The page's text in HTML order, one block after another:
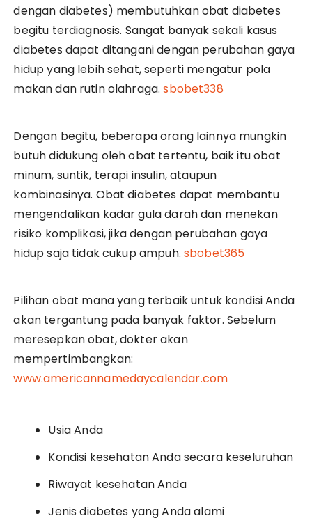
dengan diabetes) membutuhkan obat diabetes
begitu terdiagnosis. Sangat banyak sekali kasus
diabetes dapat ditangani dengan perubahan gaya
hidup yang lebih sehat, seperti mengatur pola
makan dan rutin olahraga.sbobet338
Dengan begitu, beberapa orang lainnya mungkin
butuh didukung oleh obat tertentu, baik itu obat
minum, suntik, terapi insulin, ataupun
kombinasinya. Obat diabetes dapat membantu
mengendalikan kadar gula darah dan menekan
risiko komplikasi, jika dengan perubahan gaya
hidup saja tidak cukup ampuh. sbobet365
Pilihan obat mana yang terbaik untuk kondisi Anda
akan tergantung pada banyak faktor. Sebelum
meresepkan obat, dokter akan
mempertimbangkan:
www.americannamedaycalendar.com
Usia Anda
Kondisi kesehatan Anda secara keseluruhan
Riwayat kesehatan Anda
Jenis diabetes yang Anda alami